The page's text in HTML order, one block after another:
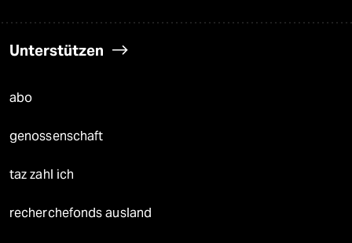
Unterstützen
abo
genossenschaft
taz zahl ich
recherchefonds ausland